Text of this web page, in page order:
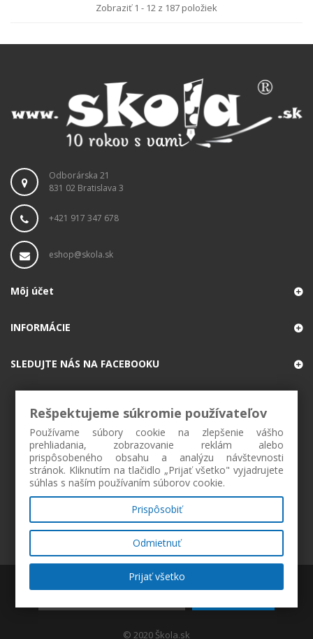
Zobraziť 1 - 12 z 187 položiek
Odborárska 21
831 02 Bratislava 3
+421 917 347 678
eshop@skola.sk
Môj účet
INFORMÁCIE
SLEDUJTE NÁS NA FACEBOOKU
© 2020 Škola.sk
Rešpektujeme súkromie používateľov
Používame súbory cookie na zlepšenie vášho
prehliadania, zobrazovanie reklám alebo
prispôsobeného obsahu a analýzu návštevnosti
stránok. Kliknutím na tlačidlo „Prijať všetko" vyjadrujete
súhlas s naším používaním súborov cookie.
Prispôsobiť
Odmietnuť
Prijať všetko